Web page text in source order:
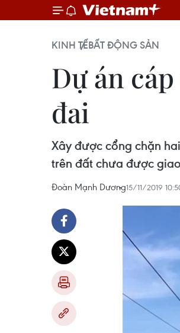
KINH TẾBẤT ĐỘNG SẢN
Dự án
đai
Xây được cổng chặn
trên đất chưa được
Đoàn Mạnh Dương15/11/2019